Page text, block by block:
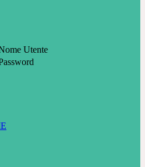
Utente